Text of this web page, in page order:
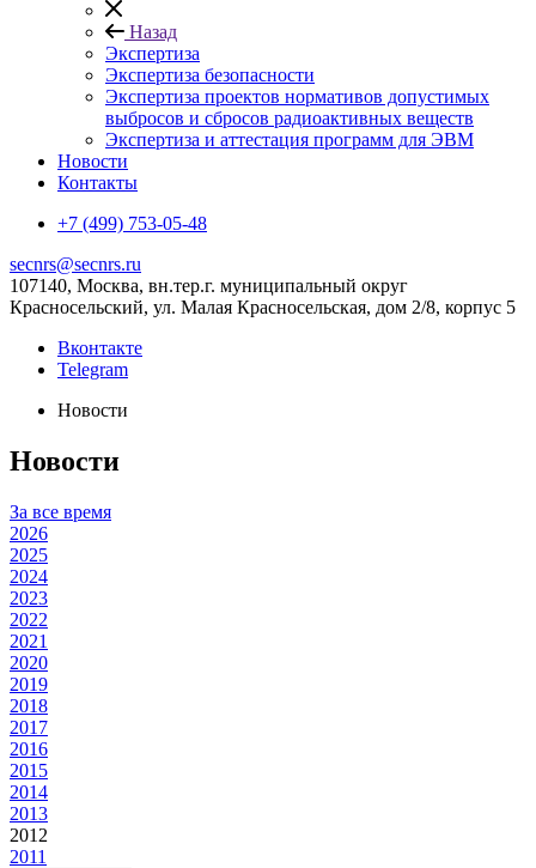
Назад
Экспертиза
Экспертиза безопасности
Экспертиза проектов нормативов допустимых
выбросов и сбросов радиоактивных веществ
Экспертиза и аттестация программ для ЭВМ
Новости
Контакты
+7 (499) 753-05-48
secnrs@secnrs.ru
107140, Москва, вн.тер.г. муниципальный округ
Красносельский, ул. Малая Красносельская, дом 2/8, корпус 5
Вконтакте
Telegram
Новости
Новости
За все время
2026
2025
2024
2023
2022
2021
2020
2019
2018
2017
2016
2015
2014
2013
2012
2011